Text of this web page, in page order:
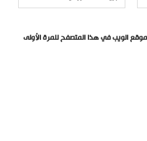
الويب في هذا المتصفح للمرة الأولى